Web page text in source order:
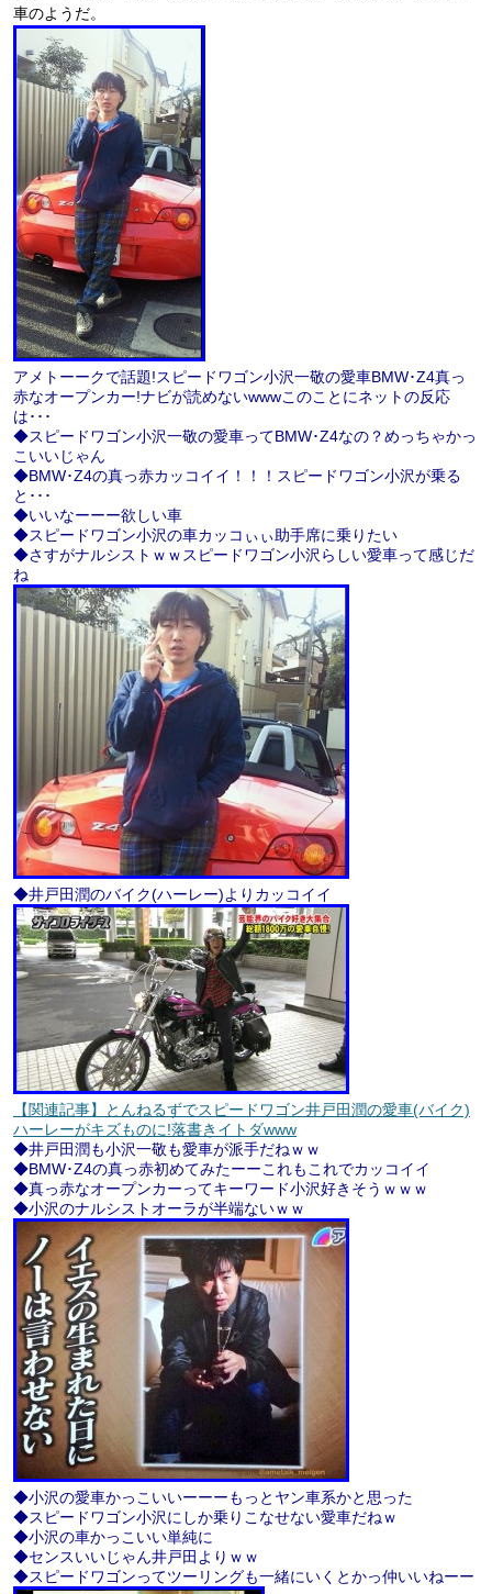
車のようだ。
アメトーークで話題!スピードワゴン小沢一敬の愛車BMW･Z4真っ
赤なオープンカー!ナビが読めないwwwこのことにネットの反応
は･･･
◆スピードワゴン小沢一敬の愛車ってBMW･Z4なの？めっちゃかっ
こいいじゃん
◆BMW･Z4の真っ赤カッコイイ！！！スピードワゴン小沢が乗る
と･･･
◆いいなーーー欲しい車
◆スピードワゴン小沢の車カッコぃぃ助手席に乗りたい
◆さすがナルシストｗｗスピードワゴン小沢らしい愛車って感じだ
ね
◆井戸田潤のバイク(ハーレー)よりカッコイイ
【関連記事】とんねるずでスピードワゴン井戸田潤の愛車(バイク)
ハーレーがキズものに!落書きイトダwww
◆井戸田潤も小沢一敬も愛車が派手だねｗｗ
◆BMW･Z4の真っ赤初めてみたーーこれもこれでカッコイイ
◆真っ赤なオープンカーってキーワード小沢好きそうｗｗｗ
◆小沢のナルシストオーラが半端ないｗｗ
◆小沢の愛車かっこいいーーーもっとヤン車系かと思った
◆スピードワゴン小沢にしか乗りこなせない愛車だねｗ
◆小沢の車かっこいい単純に
◆センスいいじゃん井戸田よりｗｗ
◆スピードワゴンってツーリングも一緒にいくとかっ仲いいねーー